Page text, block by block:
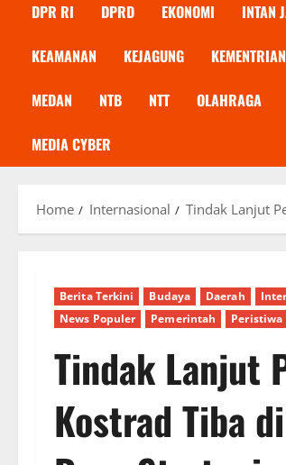
DPR RI DPRD EKONOMI INTAN
KEAMANAN KEJAGUNG
MEDAN NTB NTT OLAHRAGA
MEDIA CYBER
Home Internasional Tindak Lanjut
Berita Terkini Budaya Daerah
News Populer
Pemerintah Peristiwa
Tindak Lanjut
Kostrad Tiba